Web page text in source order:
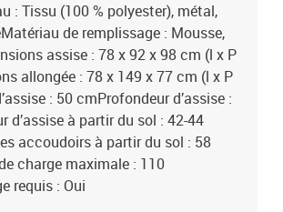
: Tissu (100 % polyester), métal,
de remplissage : Mousse,
assise : 78 x 92 x 98 cm (l x P
allongée : 78 x 149 x 77 cm (l x P
: 50 cmProfondeur d’assise :
d’assise à partir du sol : 42-44
accoudoirs à partir du sol : 58
charge maximale : 110
requis : Oui